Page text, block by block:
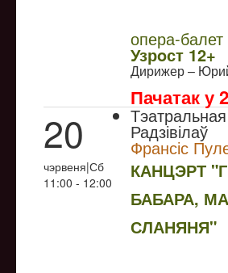
опера-
Узрoст 12+
Дирижер –
Пачатак у
20
чэрвеня|Сб
11:00 - 12:00
Радзівілаў
Франсіс
КАНЦЭРТ
БАБАРА,
СЛАНЯНЯ"